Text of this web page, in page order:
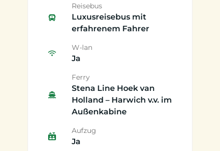
Reisebus
Luxusreisebus mit
erfahrenem Fahrer
W-lan
Ja
Ferry
Stena Line Hoek van
Holland – Harwich v.v. im
Außenkabine
Aufzug
Ja